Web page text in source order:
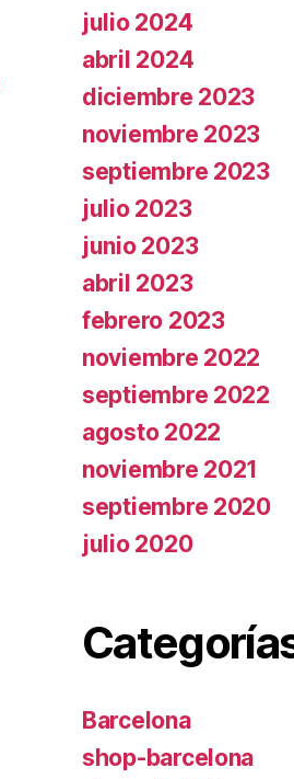
julio 2024
abril 2024
diciembre 2023
noviembre 2023
septiembre 2023
julio 2023
junio 2023
abril 2023
febrero 2023
noviembre 2022
septiembre 2022
agosto 2022
noviembre 2021
septiembre 2020
julio 2020
Barcelona
shop-barcelona